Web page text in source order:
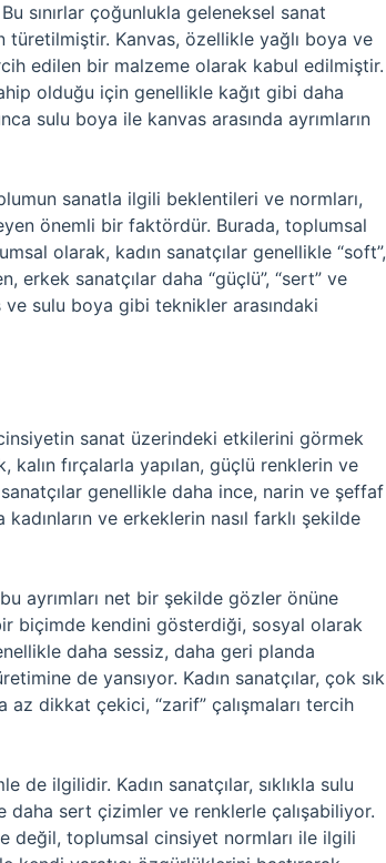
sınırlar çoğunlukla geleneksel sanat
türetilmiştir. Kanvas, özellikle yağlı boya ve
edilen bir malzeme olarak kabul edilmiştir.
olduğu için genellikle kağıt gibi daha
sulu boya ile kanvas arasında ayrımların
sanatla ilgili beklentileri ve normları,
önemli bir faktördür. Burada, toplumsal
olarak, kadın sanatçılar genellikle “soft”,
erkek sanatçılar daha “güçlü”, “sert” ve
ve sulu boya gibi teknikler arasındaki
sanat üzerindeki etkilerini görmek
fırçalarla yapılan, güçlü renklerin ve
genellikle daha ince, narin ve şeffaf
kadınların ve erkeklerin nasıl farklı şekilde
ayrımları net bir şekilde gözler önüne
biçimde kendini gösterdiği, sosyal olarak
daha sessiz, daha geri planda
de yansıyor. Kadın sanatçılar, çok sık
dikkat çekici, “zarif” çalışmaları tercih
de ilgilidir. Kadın sanatçılar, sıklıkla sulu
daha sert çizimler ve renklerle çalışabiliyor.
değil, toplumsal cinsiyet normları ile ilgili